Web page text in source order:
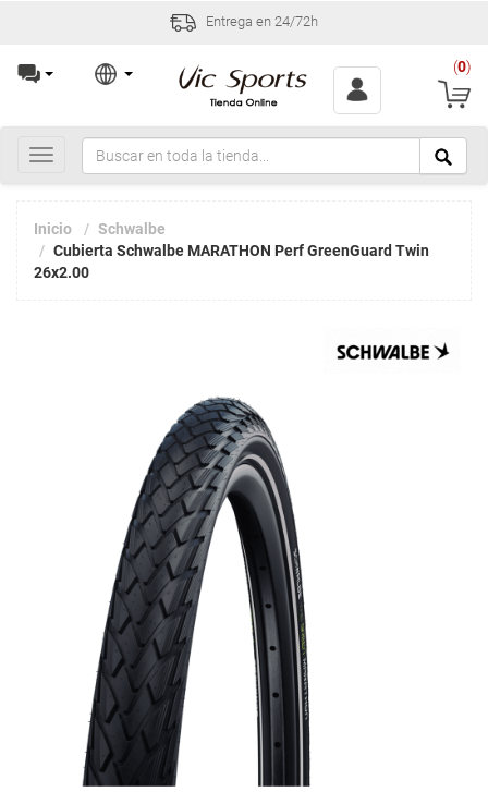
Entrega en 24/72h
(0)
Toggle
navigation
Inicio
Schwalbe
Cubierta Schwalbe MARATHON Perf GreenGuard Twin
26x2.00